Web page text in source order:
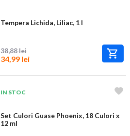
Tempera Lichida, Liliac, 1 l
38,88 lei
34,99 lei
IN STOC
Set Culori Guase Phoenix, 18 Culori x
12 ml